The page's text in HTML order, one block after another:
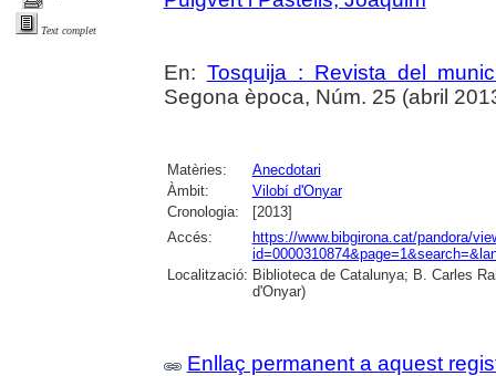
Text complet
En: Tosquija : Revista del
Segona època, Núm. 25 (abril
Matèries:
Anecdotari
Àmbit:
Vilobí d'Onyar
Cronologia:
[2013]
Accés:
https://www.bibgirona.cat/pandora/
Localització: Biblioteca de Catalunya; B. Carles
d'Onyar)
Enllaç permanent a aquest